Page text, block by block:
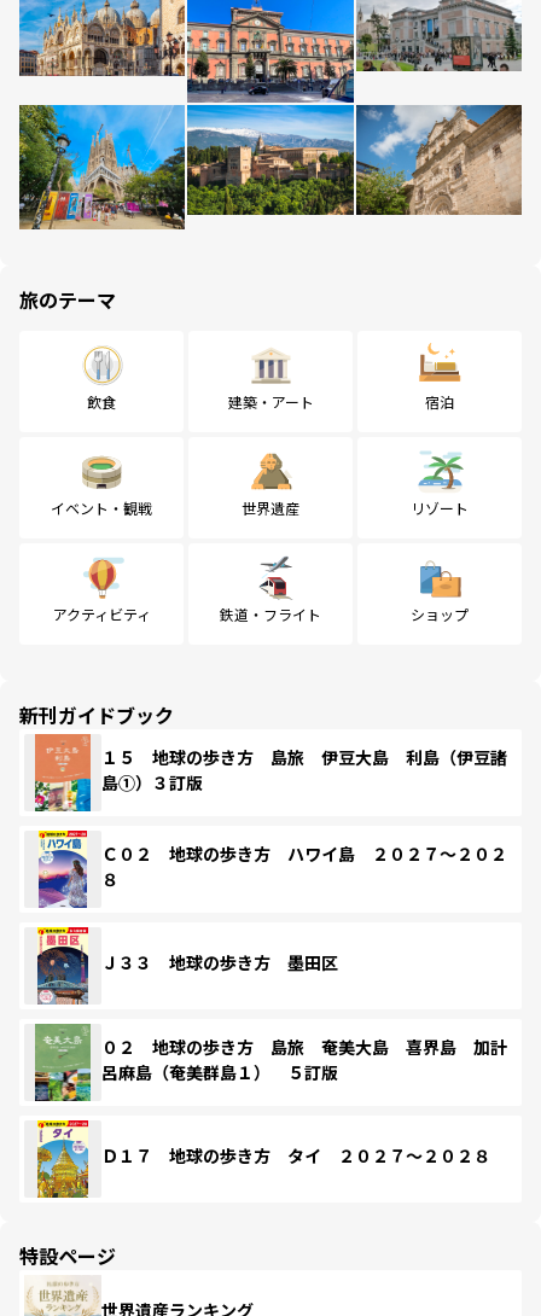
旅のテーマ
飲食 建築・アート 宿泊
イベント・観戦 世界遺産 リゾート
アクティビティ 鉄道・フライト ショップ
新刊ガイドブック
１５ 地球の歩き方 島旅 伊豆大島 利島（伊豆諸
島①）３訂版
Ｃ０２ 地球の歩き方 ハワイ島 ２０２７～２０２
８
Ｊ３３ 地球の歩き方 墨田区
０２ 地球の歩き方 島旅 奄美大島 喜界島 加計
呂麻島（奄美群島１） ５訂版
Ｄ１７ 地球の歩き方 タイ ２０２７～２０２８
特設ページ
世界遺産ランキング